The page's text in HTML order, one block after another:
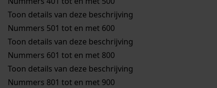
Toon details van deze beschrijving
Nummers 501 tot en met 600
Toon details van deze beschrijving
Nummers 601 tot en met 800
Toon details van deze beschrijving
Nummers 801 tot en met 900